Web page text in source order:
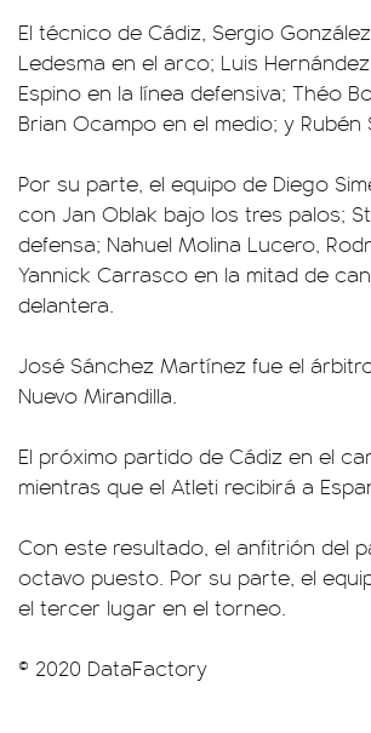
El técnico de Cádiz, Sergio
Ledesma en el arco; Luis
Espino en la línea defensiva; Théo
Brian Ocampo en el medio; y
Por su parte, el equipo de Diego
con Jan Oblak bajo los tres palos;
defensa; Nahuel Molina Lucero,
Yannick Carrasco en la mitad de
delantera.
José Sánchez Martínez fue el
Nuevo Mirandilla.
El próximo partido de Cádiz en el
mientras que el Atleti recibirá a
Con este resultado, el anfitrión del
octavo puesto. Por su parte, el
el tercer lugar en el torneo.
© 2020 DataFactory